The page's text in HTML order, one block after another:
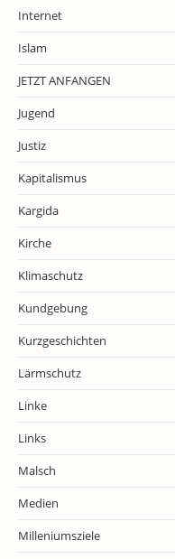
Internet
Islam
JETZT ANFANGEN
Jugend
Justiz
Kapitalismus
Kargida
Kirche
Klimaschutz
Kundgebung
Kurzgeschichten
Lärmschutz
Linke
Links
Malsch
Medien
Milleniumsziele